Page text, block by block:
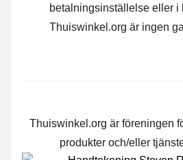
betalningsinställelse eller i
Thuiswinkel.org är ingen
Thuiswinkel.org är föreningen
produkter och/eller